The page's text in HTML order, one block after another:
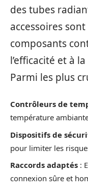
des tubes
accessoires
composants
l’efficacité et à
Parmi les plus
Contrôleurs de
température
Dispositifs de
pour limiter les
Raccords adaptés :
connexion sûre et